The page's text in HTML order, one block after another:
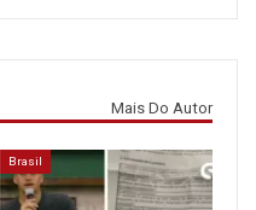
Mais Do Autor
Brasil